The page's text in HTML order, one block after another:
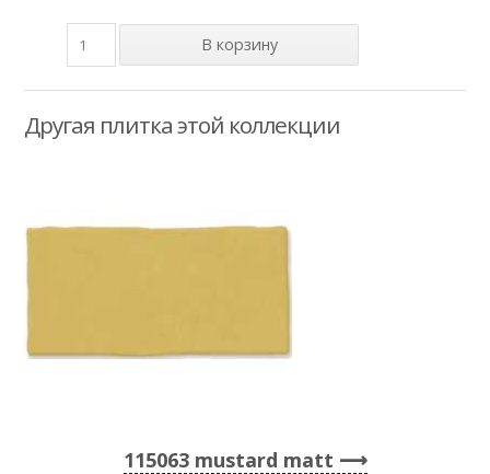
Другая плитка этой коллекции
115063 mustard matt